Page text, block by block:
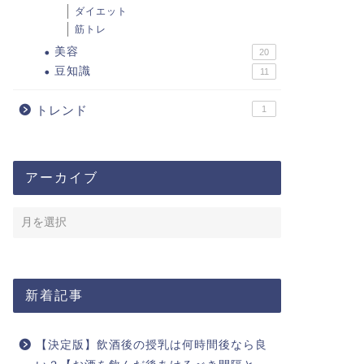
ダイエット
筋トレ
美容 20
豆知識 11
トレンド 1
アーカイブ
新着記事
【決定版】飲酒後の授乳は何時間後なら良